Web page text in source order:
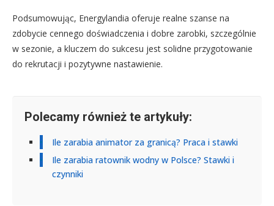
Podsumowując, Energylandia oferuje realne szanse na
zdobycie cennego doświadczenia i dobre zarobki, szczególnie
w sezonie, a kluczem do sukcesu jest solidne przygotowanie
do rekrutacji i pozytywne nastawienie.
Polecamy również te artykuły:
Ile zarabia animator za granicą? Praca i stawki
Ile zarabia ratownik wodny w Polsce? Stawki i
czynniki